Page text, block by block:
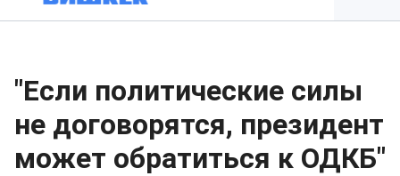
"Если политические силы
не договорятся, президент
может обратиться к ОДКБ"